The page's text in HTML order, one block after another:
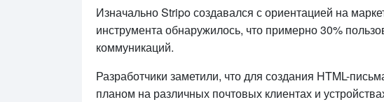
Изначально Stripo создавался с ориентацией на
инструмента обнаружилось, что примерно 30%
коммуникаций.
Разработчики заметили, что для создания HTML-
планом на различных почтовых клиентах и